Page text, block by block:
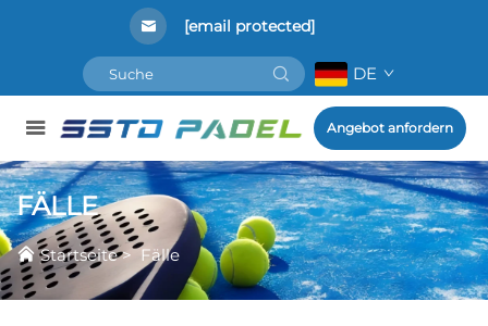
[email protected]
DE
Angebot anfordern
FÄLLE
Startseite>Fälle